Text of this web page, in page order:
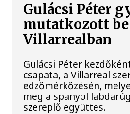
Gulácsi Péter
mutatkozott be
Villarrealban
Gulácsi Péter
csapata, a Villarreal
edzőmérkőzésén,
meg a spanyol
szereplő együttes.